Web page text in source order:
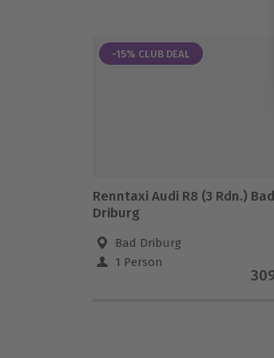
-15% CLUB DEAL
Renntaxi Audi R8 (3 Rdn.) Bad
Driburg
Bad Driburg
1 Person